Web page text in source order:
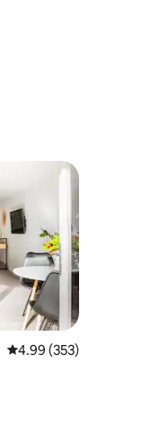
평점 4.99점(5점 만점),
4.99 (353)